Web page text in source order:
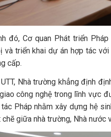
đó, Cơ quan Phát triển
và triển khai dự án hợp tác
cấp.
Nhà trường khẳng định
công nghệ trong lĩnh vực
Pháp nhằm xây dựng hệ
giữa nhà trường, Nhà nước